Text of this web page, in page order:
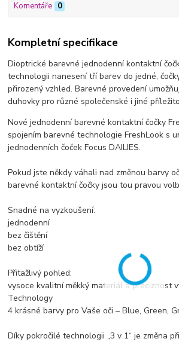
Komentáře 0
Kompletní specifikace
Dioptrické barevné jednodenní kontaktní
technologii nanesení tří barev do jedné,
přirozený vzhled. Barevné provedení
duhovky pro různé společenské i jiné
Nové jednodenní barevné kontaktní čočky
spojením barevné technologie FreshLook s
jednodenních čoček Focus DAILIES.
Pokud jste někdy váhali nad změnou barvy
barevné kontaktní čočky jsou tou pravou
Snadné na vyzkoušení:
jednodenní
bez čištění
bez obtíží
Přitažlivý pohled:
vysoce kvalitní měkký materiál a preciznost
Technology
4 krásné barvy pro Vaše oči – Blue, Green,
Díky pokročilé technologii „3 v 1“ je změna